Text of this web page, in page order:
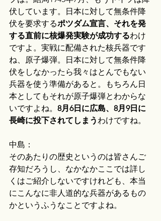
伏しています。日本に対して無条件降
伏を要求するポツダム宣言、それを発
する直前に核爆発実験が成功するわけ
ですよ。実戦に配備された核兵器です
ね、原子爆弾。日本に対して無条件降
伏をしなかったら我々はとんでもない
兵器を使う準備があると。もちろん日
本としてもそれが原子爆弾とわからな
いですよね。 8月6日に広島、8月9日に
長崎に投下されてしまうわけですね。
中島：
そのあたりの歴史というのは皆さんご
存知だろうし、なかなかここでは詳し
くはご紹介しないですけれども、本当
にこんなに非人道的な兵器があるもの
かというふうなことですよね。